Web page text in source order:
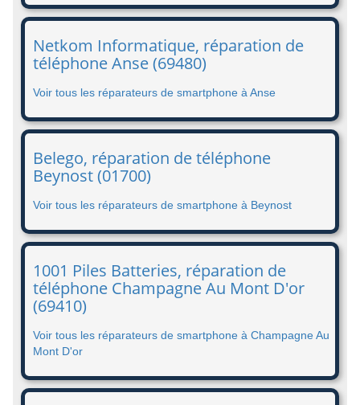
Netkom Informatique, réparation de
téléphone Anse (69480)
Voir tous les réparateurs de smartphone à Anse
Belego, réparation de téléphone
Beynost (01700)
Voir tous les réparateurs de smartphone à Beynost
1001 Piles Batteries, réparation de
téléphone Champagne Au Mont D'or
(69410)
Voir tous les réparateurs de smartphone à Champagne Au
Mont D'or